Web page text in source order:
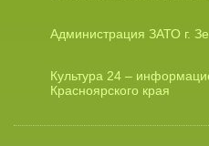
Администрация ЗАТО г.
Культура 24 –
Красноярского края